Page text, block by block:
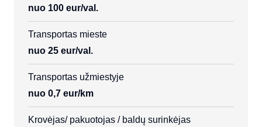
nuo 100 eur/val.
Transportas mieste
nuo 25 eur/val.
Transportas užmiestyje
nuo 0,7 eur/km
Krovėjas/ pakuotojas / baldų surinkėjas